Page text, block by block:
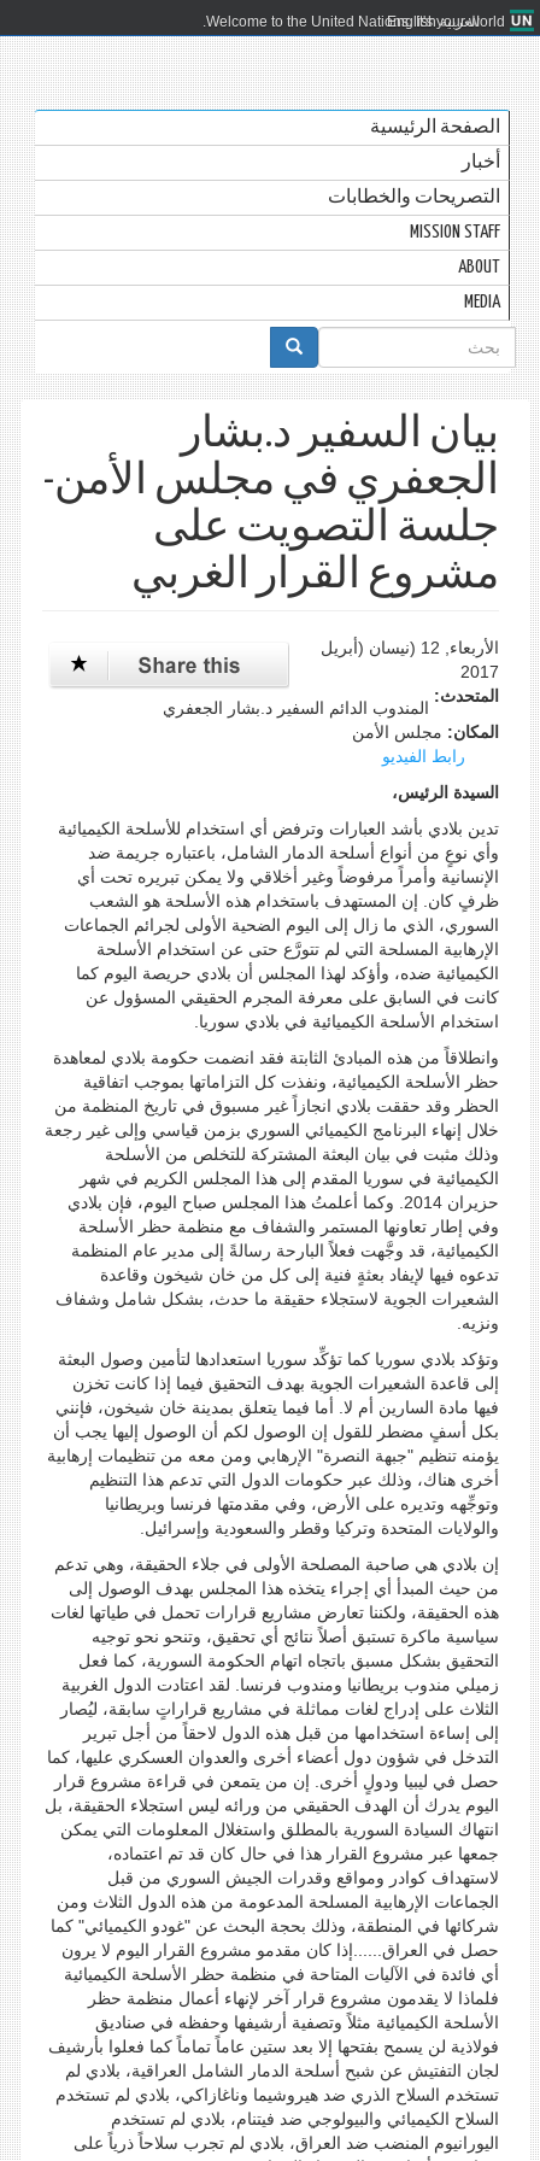
Welcome to the United Nations. It's your world.
العربية English
الصفحة الرئيسية
أخبار
التصريحات والخطابات
MISSION STAFF
ABOUT
MEDIA
استمارة
البحث
بيان السفير د.بشار
الجعفري في مجلس الأمن-
جلسة التصويت على
مشروع القرار الغربي
الأربعاء, 12 (نيسان (أبريل
2017
المتحدث:
المندوب الدائم السفير د.بشار الجعفري
المكان: مجلس الأمن
رابط الفيديو
السيدة الرئيس،
تدين بلادي بأشد العبارات وترفض أي استخدام للأسلحة الكيميائية
وأي نوعٍ من أنواع أسلحة الدمار الشامل، باعتباره جريمة ضد
الإنسانية وأمراً مرفوضاً وغير أخلاقي ولا يمكن تبريره تحت أي
ظرفٍ كان. إن المستهدف باستخدام هذه الأسلحة هو الشعب
السوري، الذي ما زال إلى اليوم الضحية الأولى لجرائم الجماعات
الإرهابية المسلحة التي لم تتورَّع حتى عن استخدام الأسلحة
الكيميائية ضده، وأؤكد لهذا المجلس أن بلادي حريصة اليوم كما
كانت في السابق على معرفة المجرم الحقيقي المسؤول عن
استخدام الأسلحة الكيميائية في بلادي سوريا.
وانطلاقاً من هذه المبادئ الثابتة فقد انضمت حكومة بلادي لمعاهدة
حظر الأسلحة الكيميائية، ونفذت كل التزاماتها بموجب اتفاقية
الحظر وقد حققت بلادي انجازاً غير مسبوق في تاريخ المنظمة من
خلال إنهاء البرنامج الكيميائي السوري بزمن قياسي وإلى غير رجعة
وذلك مثبت في بيان البعثة المشتركة للتخلص من الأسلحة
الكيميائية في سوريا المقدم إلى هذا المجلس الكريم في شهر
حزيران 2014. وكما أعلمتُ هذا المجلس صباح اليوم، فإن بلادي
وفي إطار تعاونها المستمر والشفاف مع منظمة حظر الأسلحة
الكيميائية، قد وجَّهت فعلاً البارحة رسالةً إلى مدير عام المنظمة
تدعوه فيها لإيفاد بعثةٍ فنية إلى كل من خان شيخون وقاعدة
الشعيرات الجوية لاستجلاء حقيقة ما حدث، بشكل شامل وشفاف
ونزيه.
وتؤكد بلادي سوريا كما تؤكِّد سوريا استعدادها لتأمين وصول البعثة
إلى قاعدة الشعيرات الجوية بهدف التحقيق فيما إذا كانت تخزن
فيها مادة السارين أم لا. أما فيما يتعلق بمدينة خان شيخون، فإنني
بكل أسفٍ مضطر للقول إن الوصول لكم أن الوصول إليها يجب أن
يؤمنه تنظيم "جبهة النصرة" الإرهابي ومن معه من تنظيمات إرهابية
أخرى هناك، وذلك عبر حكومات الدول التي تدعم هذا التنظيم
وتوجِّهه وتديره على الأرض، وفي مقدمتها فرنسا وبريطانيا
والولايات المتحدة وتركيا وقطر والسعودية وإسرائيل.
إن بلادي هي صاحبة المصلحة الأولى في جلاء الحقيقة، وهي تدعم
من حيث المبدأ أي إجراء يتخذه هذا المجلس بهدف الوصول إلى
هذه الحقيقة، ولكننا تعارض مشاريع قرارات تحمل في طياتها لغات
سياسية ماكرة تستبق أصلاً نتائج أي تحقيق، وتنحو نحو توجيه
التحقيق بشكل مسبق باتجاه اتهام الحكومة السورية، كما فعل
زميلي مندوب بريطانيا ومندوب فرنسا. لقد اعتادت الدول الغربية
الثلاث على إدراج لغات مماثلة في مشاريع قراراتٍ سابقة، ليُصار
إلى إساءة استخدامها من قبل هذه الدول لاحقاً من أجل تبرير
التدخل في شؤون دول أعضاء أخرى والعدوان العسكري عليها، كما
حصل في ليبيا ودولٍ أخرى. إن من يتمعن في قراءة مشروع قرار
اليوم يدرك أن الهدف الحقيقي من ورائه ليس استجلاء الحقيقة، بل
انتهاك السيادة السورية بالمطلق واستغلال المعلومات التي يمكن
جمعها عبر مشروع القرار هذا في حال كان قد تم اعتماده،
لاستهداف كوادر ومواقع وقدرات الجيش السوري من قبل
الجماعات الإرهابية المسلحة المدعومة من هذه الدول الثلاث ومن
شركائها في المنطقة، وذلك بحجة البحث عن "غودو الكيميائي" كما
حصل في العراق......إذا كان مقدمو مشروع القرار اليوم لا يرون
أي فائدة في الآليات المتاحة في منظمة حظر الأسلحة الكيميائية
فلماذا لا يقدمون مشروع قرار آخر لإنهاء أعمال منظمة حظر
الأسلحة الكيميائية مثلاً وتصفية أرشيفها وحفظه في صناديق
فولاذية لن يسمح بفتحها إلا بعد ستين عاماً تماماً كما فعلوا بأرشيف
لجان التفتيش عن شبح أسلحة الدمار الشامل العراقية، بلادي لم
تستخدم السلاح الذري ضد هيروشيما وناغازاكي، بلادي لم تستخدم
السلاح الكيميائي والبيولوجي ضد فيتنام، بلادي لم تستخدم
اليورانيوم المنضب ضد العراق، بلادي لم تجرب سلاحاً ذرياً على